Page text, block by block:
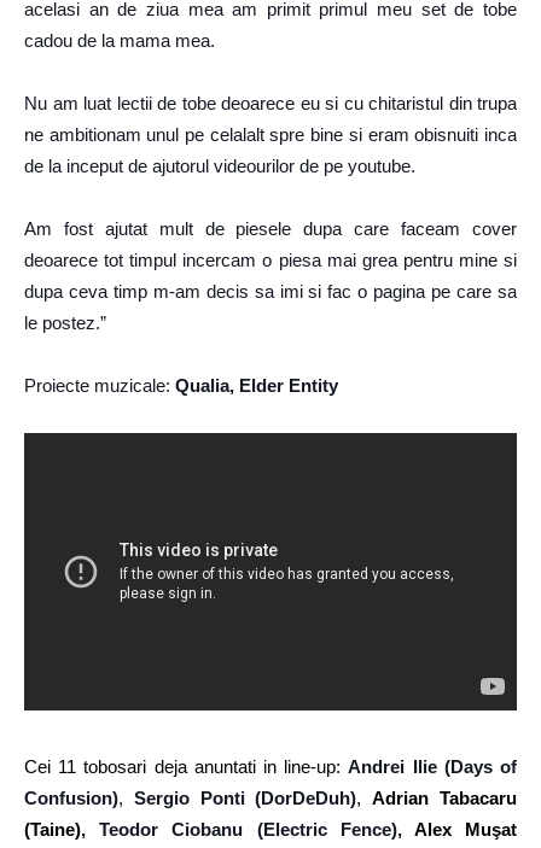
acelasi an de ziua mea am primit primul meu set de tobe
cadou de la mama mea.
Nu am luat lectii de tobe deoarece eu si cu chitaristul din trupa
ne ambitionam unul pe celalalt spre bine si eram obisnuiti inca
de la inceput de ajutorul videourilor de pe youtube.
Am fost ajutat mult de piesele dupa care faceam cover
deoarece tot timpul incercam o piesa mai grea pentru mine si
dupa ceva timp m-am decis sa imi si fac o pagina pe care sa
le postez.”
Proiecte muzicale: Qualia, Elder Entity
Cei 11 tobosari deja anuntati in line-up: Andrei Ilie (Days of
Confusion), Sergio Ponti (DorDeDuh),Adrian Tabacaru
(Taine),
Teodor Ciobanu (Electric Fence), Alex Muşat